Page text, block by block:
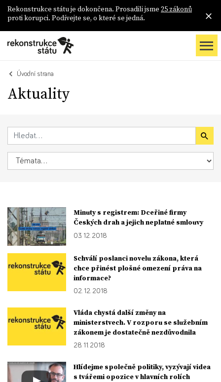
Rekonstrukce státu je dokončena. Prosadili jsme 25 zákonů
proti korupci. Podívejte se, o které se jedná.
Úvodní strana
Aktuality
Minuty s registrem: Dceřiné firmy
Českých drah a jejich neplatné smlouvy
03. 12. 2018
Schválí poslanci novelu zákona, která
chce přinést plošné omezení práva na
informace?
02. 12. 2018
Vláda chystá další změny na
ministerstvech. V rozporu se služebním
zákonem je dostatečně nezdůvodnila
28. 11. 2018
Hlídejme společně politiky, vyzývají videa
s tvářemi opozice v hlavních rolích